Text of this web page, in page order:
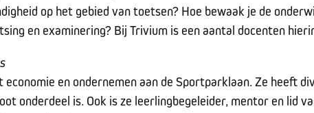
op het gebied van toetsen? Hoe bewaak je de
en examinering? Bij Trivium is een aantal docenten
economie en ondernemen aan de Sportparklaan. Ze heeft
onderdeel is. Ook is ze leerlingbegeleider, mentor en lid